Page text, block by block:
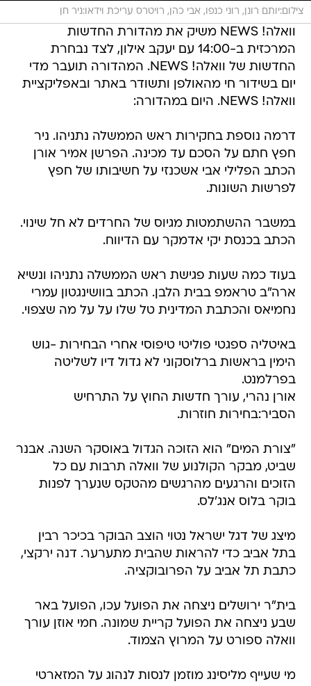
צילום:יותם רונן, רוני כנפו, אבי כהן, רויטרס עריכת וידאו:ניר חן
וואלה! NEWS משיק את מהדורת החדשות
המרכזית ב-14:00 עם יעקב אילון, לצד נבחרת
החדשות של וואלה! NEWS. המהדורה תועבר מדי
יום בשידור חי מהאולפן ותשודר באתר ובאפליקציית
וואלה! NEWS. היום במהדורה:
דרמה נוספת בחקירות ראש הממשלה נתניהו. ניר
חפץ חתם על הסכם עד מכינה. הפרשן אמיר אורן
הכתב הפלילי אבי אשכנזי על חשיבותו של חפץ
לפרשות השונות.
במשבר ההשתמטות מגיוס של החרדים לא חל שינוי.
הכתב בכנסת יקי אדמקר עם הדיווח.
בעוד כמה שעות פגישת ראש הממשלה נתניהו ונשיא
ארה"ב טראמפ בבית הלבן. הכתב בוושינגטון עמרי
נחמיאס והכתבת המדינית טל שלו על על מה שצפוי.
באיטליה ספגטי פוליטי טיפוסי אחרי הבחירות -גוש
הימין בראשות ברלוסקוני לא גדול דיו לשליטה
בפרלמנט.
אורן נהרי, עורך חדשות החוץ על התרחיש
הסביר:בחירות חוזרות.
"צורת המים" הוא הזוכה הגדול באוסקר השנה. אבנר
שביט, מבקר הקולנוע של וואלה תרבות עם כל
הזוכים והרגעים מהרגשים מהטקס שנערך לפנות
בוקר בלוס אנג'לס.
מיצג של דגל ישראל נטוי הוצב הבוקר בכיכר רבין
בתל אביב כדי להראות שהבית מתערער. דנה ירקצי,
כתבת תל אביב על הפרובוקציה.
בית"ר ירושלים ניצחה את הפועל עכו, הפועל באר
שבע ניצחה את הפועל קריית שמונה. חמי אוזן עורך
וואלה ספורט על המרוץ הצמוד.
מי שעייף מליסינג מוזמן לנסות לנהוג על המזארטי